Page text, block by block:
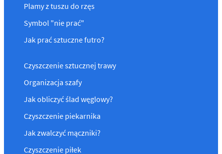
Plamy z tuszu do rzęs
Symbol "nie prać"
Jak prać sztuczne futro?
Czyszczenie sztucznej trawy
Organizacja szafy
Jak obliczyć ślad węglowy?
Czyszczenie piekarnika
Jak zwalczyć mączniki?
Czyszczenie piłek